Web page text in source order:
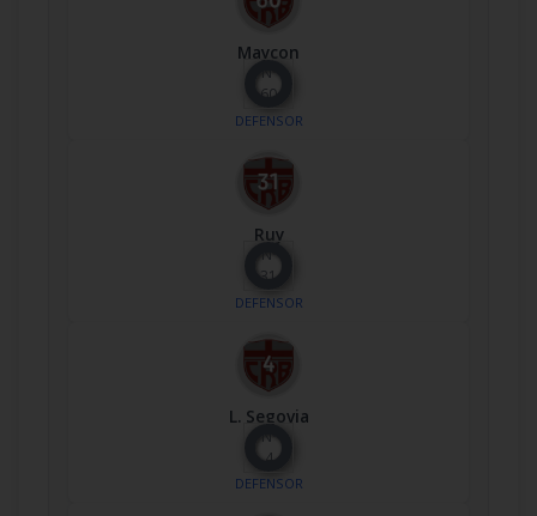
Maycon
Nº
60
DEFENSOR
Ruy
Nº
31
DEFENSOR
L. Segovia
Nº
4
DEFENSOR